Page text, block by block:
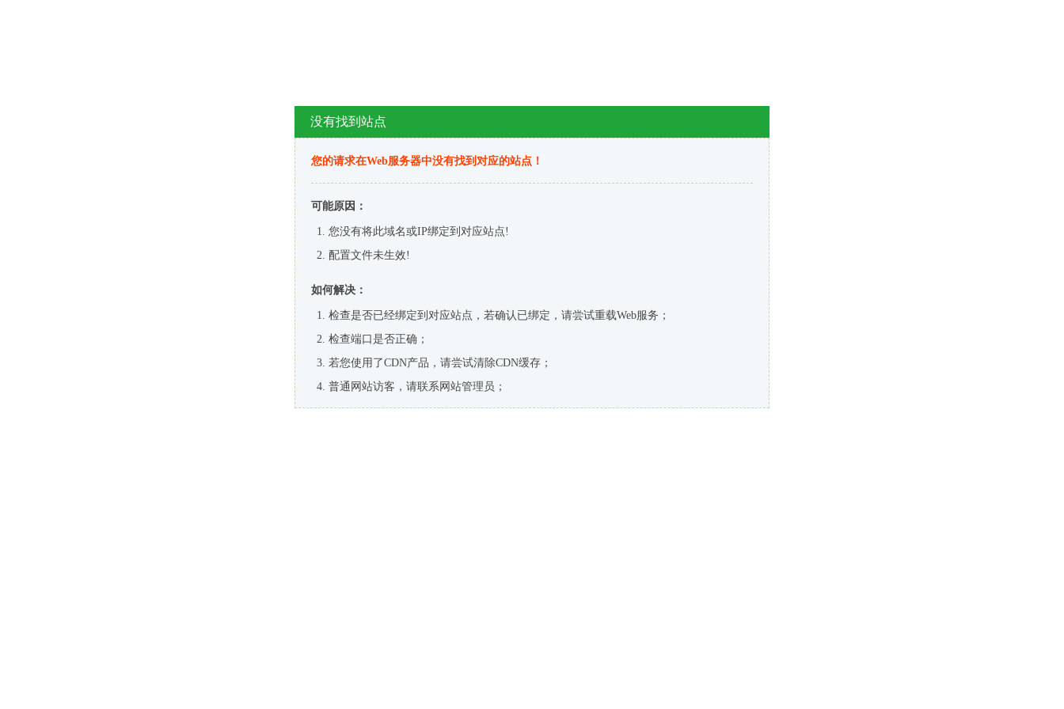
没有找到站点
您的请求在Web服务器中没有找到对应的站点！
可能原因：
您没有将此域名或IP绑定到对应站点!
配置文件未生效!
如何解决：
检查是否已经绑定到对应站点，若确认已绑定，请尝试重载Web服务；
检查端口是否正确；
若您使用了CDN产品，请尝试清除CDN缓存；
普通网站访客，请联系网站管理员；